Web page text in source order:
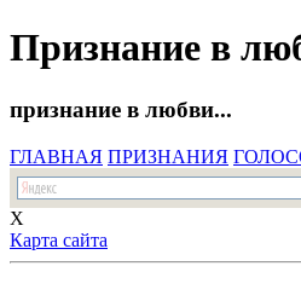
Признание в
признание в любви...
ГЛАВНАЯ ПРИЗНАНИЯ
X
Карта сайта